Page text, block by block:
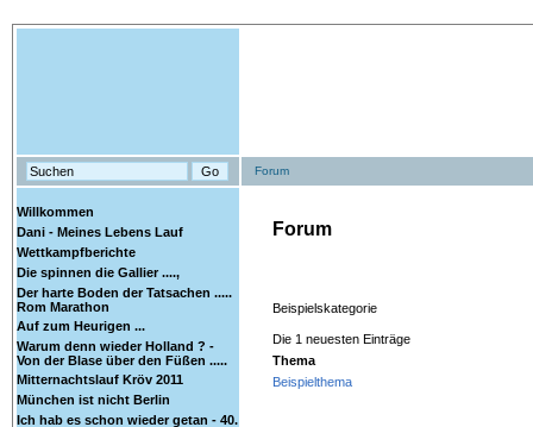
Forum
Willkommen
Dani - Meines Lebens Lauf
Wettkampfberichte
Die spinnen die Gallier ....,
Der harte Boden der Tatsachen .....
Rom Marathon
Auf zum Heurigen ...
Warum denn wieder Holland ? -
Von der Blase über den Füßen .....
Mitternachtslauf Kröv 2011
München ist nicht Berlin
Ich hab es schon wieder getan - 40.
Forum
Beispielskategorie
Die 1 neuesten Einträge
Thema
Beispielthema